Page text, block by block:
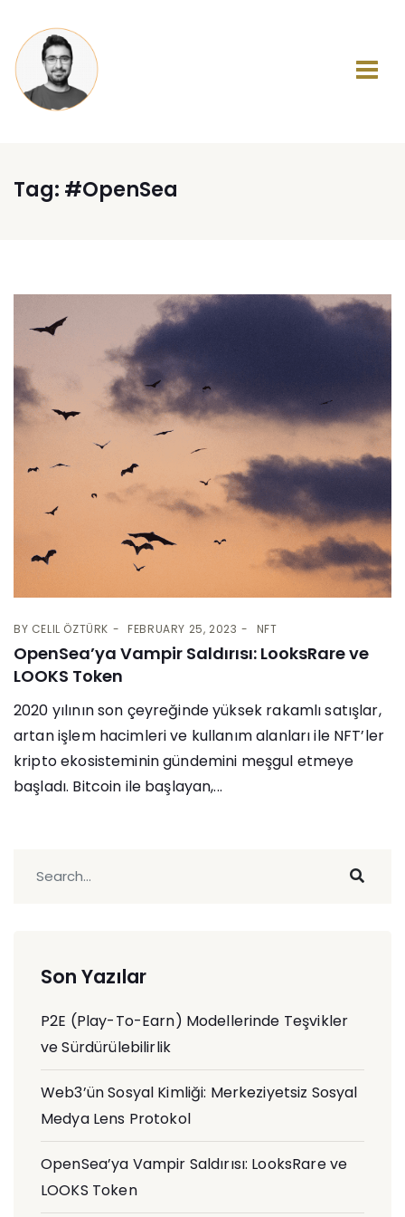
Tag: #OpenSea
BY CELIL ÖZTÜRK FEBRUARY 25, 2023 NFT
OpenSea’ya Vampir Saldırısı: LooksRare ve
LOOKS Token
2020 yılının son çeyreğinde yüksek rakamlı satışlar,
artan işlem hacimleri ve kullanım alanları ile NFT’ler
kripto ekosisteminin gündemini meşgul etmeye
başladı. Bitcoin ile başlayan,...
Son Yazılar
P2E (Play-To-Earn) Modellerinde Teşvikler
ve Sürdürülebilirlik
Web3’ün Sosyal Kimliği: Merkeziyetsiz Sosyal
Medya Lens Protokol
OpenSea’ya Vampir Saldırısı: LooksRare ve
LOOKS Token